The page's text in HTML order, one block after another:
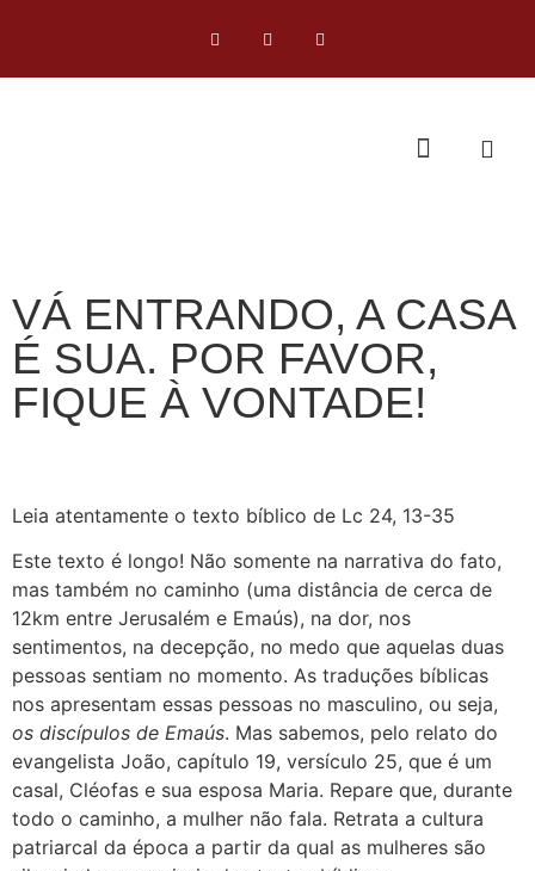
VÁ ENTRANDO, A CASA
É SUA. POR FAVOR,
FIQUE À VONTADE!
Leia atentamente o texto bíblico de Lc 24, 13-35
Este texto é longo! Não somente na narrativa do fato,
mas também no caminho (uma distância de cerca de
12km entre Jerusalém e Emaús), na dor, nos
sentimentos, na decepção, no medo que aquelas duas
pessoas sentiam no momento. As traduções bíblicas
nos apresentam essas pessoas no masculino, ou seja,
os discípulos de Emaús. Mas sabemos, pelo relato do
evangelista João, capítulo 19, versículo 25, que é um
casal, Cléofas e sua esposa Maria. Repare que, durante
todo o caminho, a mulher não fala. Retrata a cultura
patriarcal da época a partir da qual as mulheres são